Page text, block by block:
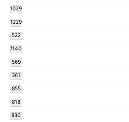
1029
1229
522
7140
569
361
855
818
830